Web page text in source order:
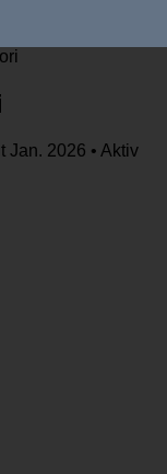
Jan. 2026 • Aktiv